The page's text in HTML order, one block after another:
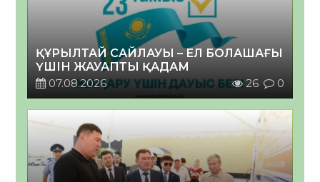
ҚҰРЫЛТАЙ САЙЛАУЫ – ЕЛ БОЛАШАҒЫ
ҮШІН ЖАУАПТЫ ҚАДАМ
07.08.2026
26 0